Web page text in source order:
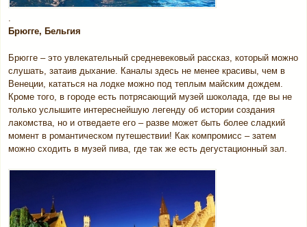
.
Брюгге, Бельгия
Брюгге – это увлекательный средневековый рассказ, который можно
слушать, затаив дыхание. Каналы здесь не менее красивы, чем в
Венеции, кататься на лодке можно под теплым майским дождем.
Кроме того, в городе есть потрясающий музей шоколада, где вы не
только услышите интереснейшую легенду об истории создания
лакомства, но и отведаете его – разве может быть более сладкий
момент в романтическом путешествии! Как компромисс – затем
можно сходить в музей пива, где так же есть дегустационный зал.